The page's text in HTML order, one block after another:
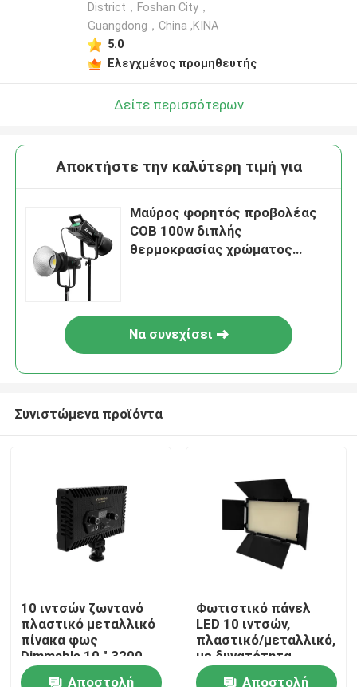
Προϊόντα
Βίντεο
District，Foshan City，
Guangdong，China ,ΚΙΝΑ
5.0
Ελεγχμένος προμηθευτής
Δείτε περισσότερων
Αποκτήστε την καλύτερη τιμή για
Μαύρος φορητός προβολέας
COB 100w διπλής
θερμοκρασίας χρώματος
Να συνεχίσει
Συνιστώμενα προϊόντα
10 ιντσών ζωντανό
πλαστικό μεταλλικό
πίνακα φως
Dimmable 10 " 3200-
6500k Led εσωτερική
Αποστολή
Φωτιστικό πάνελ
LED 10 ιντσών,
πλαστικό/μεταλλικό,
με δυνατότητα
ρύθμισης
Αποστολή